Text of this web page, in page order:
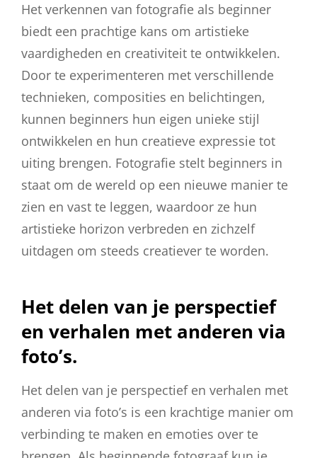
Het verkennen van fotografie als beginner
biedt een prachtige kans om artistieke
vaardigheden en creativiteit te ontwikkelen.
Door te experimenteren met verschillende
technieken, composities en belichtingen,
kunnen beginners hun eigen unieke stijl
ontwikkelen en hun creatieve expressie tot
uiting brengen. Fotografie stelt beginners in
staat om de wereld op een nieuwe manier te
zien en vast te leggen, waardoor ze hun
artistieke horizon verbreden en zichzelf
uitdagen om steeds creatiever te worden.
Het delen van je perspectief
en verhalen met anderen via
foto’s.
Het delen van je perspectief en verhalen met
anderen via foto’s is een krachtige manier om
verbinding te maken en emoties over te